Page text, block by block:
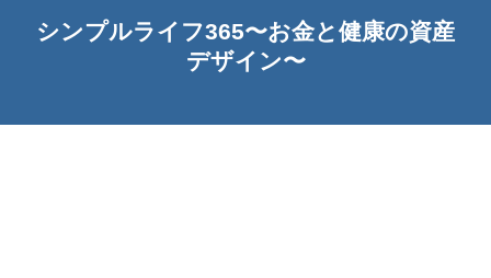
シンプルライフ365〜お金と健康の資産
デザイン〜